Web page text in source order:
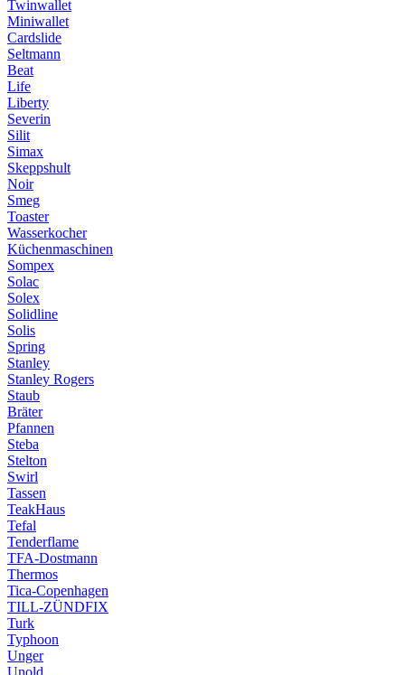
Twinwallet
Miniwallet
Cardslide
Seltmann
Beat
Life
Liberty
Severin
Silit
Simax
Skeppshult
Noir
Smeg
Toaster
Wasserkocher
Küchenmaschinen
Sompex
Solac
Solex
Solidline
Solis
Spring
Stanley
Stanley Rogers
Staub
Bräter
Pfannen
Steba
Stelton
Swirl
Tassen
TeakHaus
Tefal
Tenderflame
TFA-Dostmann
Thermos
Tica-Copenhagen
TILL-ZÜNDFIX
Turk
Typhoon
Unger
Unold